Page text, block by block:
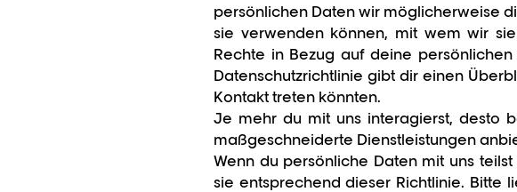
persönlichen Daten wir möglicherweise
sie verwenden können, mit wem wir
Rechte in Bezug auf deine
Datenschutzrichtlinie gibt dir einen
Kontakt treten könnten.
Je mehr du mit uns interagierst, desto
maßgeschneiderte Dienstleistungen
Wenn du persönliche Daten mit uns
sie entsprechend dieser Richtlinie. Bitte